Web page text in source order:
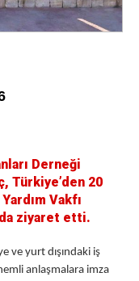
Derneği
Türkiye’den 20
Vakfı
ziyaret etti.
ve yurt dışındaki iş
anlaşmalara imza